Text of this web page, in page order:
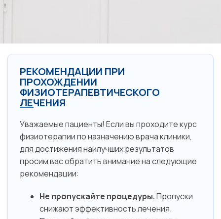
РЕКОМЕНДАЦИИ ПРИ
ПРОХОЖДЕНИИ
ФИЗИОТЕРАПЕВТИЧЕСКОГО
ЛЕЧЕНИЯ
Уважаемые пациенты! Если вы проходите курс
физиотерапии по назначению врача клиники,
для достижения наилучших результатов
просим вас обратить внимание на следующие
рекомендации:
Не пропускайте процедуры.Пропуски
снижают эффективность лечения.